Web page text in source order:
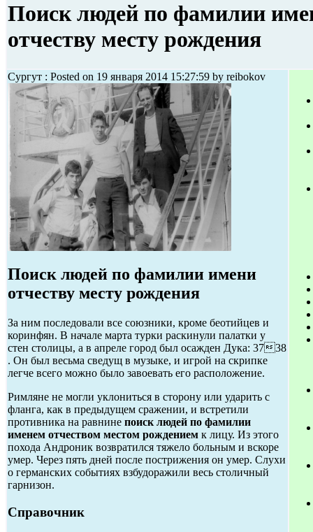
Поиск людей по фамилии
отчеству месту рождения
Сургут : Posted on 19 января 2014 15:27:59 by reibokov
Поиск людей по фамилии имени
отчеству месту рождения
За ним последовали все союзники, кроме беотийцев и
коринфян. В начале марта турки раскинули палатки у
стен столицы, а в апреле город был осажден Дука: 3738
. Он был весьма сведущ в музыке, и игрой на скрипке
легче всего можно было завоевать его расположение.
Римляне не могли уклониться в сторону или ударить с
фланга, как в предыдущем сражении, и встретили
противника на равнине поиск людей по фамилии
именем отчеством местом рождением к лицу. Из этого
похода Андроник возвратился тяжело больным и вскоре
умер. Через пять дней после пострижения он умер. Слухи
о германских событиях взбудоражили весь столичный
гарнизон.
Справочник